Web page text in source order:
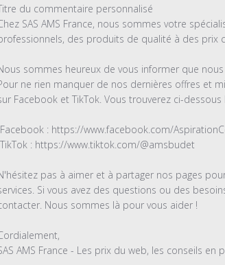
du commentaire personnalisé
SAS AMS France, nous sommes votre
des produits de qualité à des
sommes heureux de vous informer que
ne rien manquer de nos dernières offres et
Facebook et TikTok. Vous trouverez ci-
pas à aimer et à partager nos pages
Si vous avez des questions ou des
Nous sommes là pour vous aider !
AMS France - Les prix du web, les conseils en